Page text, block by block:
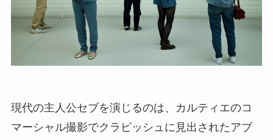
現代の主人公セブを演じるのは、カルティエのコ
マーシャル撮影でクラピッシュに見出されたアブ